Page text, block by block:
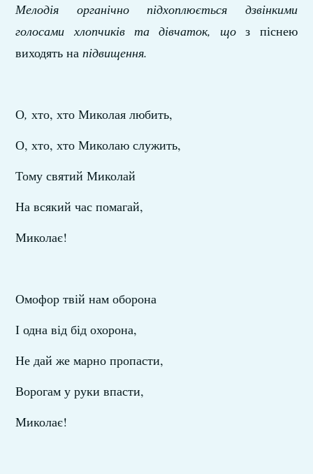
Мелодія органічно підхоплюється дзвінкими
голосами хлопчиків та дівчаток, щоз піснею
виходять напідвищення.
О,хто, хто Миколая любить,
О, хто, хто Миколаю служить,
Тому святий Миколай
На всякий час помагай,
Миколає!
Омофор твій нам оборона
І одна від бід охорона,
Не дай же марно пропасти,
Ворогам у руки впасти,
Миколає!